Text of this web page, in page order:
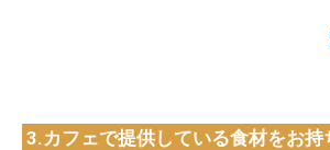
3.カフェで提供している食材をお持